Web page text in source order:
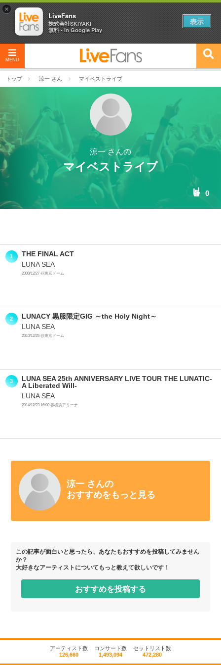
MENU
トップ 涼一 さん マイベストライブ
涼一 さんの
マイベストライブ
0
1 THE FINAL ACT
LUNA SEA
2000/12/27 @東京ドーム
2 LUNACY 黒服限定GIG ～the Holy Night～
LUNA SEA
2010/12/25 @東京ドーム
3
LUNA SEA 25th ANNIVERSARY LIVE TOUR THE LUNATIC-
A Liberated Will-
LUNA SEA
2014/12/23 16:00 @横浜アリーナ
涼一 さんの
おすすめをもっと見る
この記事が面白いと思ったら、あなたもおすすめを投稿してみません
か？
大好きなアーティストについてもっと教えて欲しいです！
おすすめを投稿する
アーティスト数
126,660
コンサート数
1,493,094
セットリスト数
472,280
×
LiveFans
株式会社SKIYAKI
無料 - In Google Play
表示